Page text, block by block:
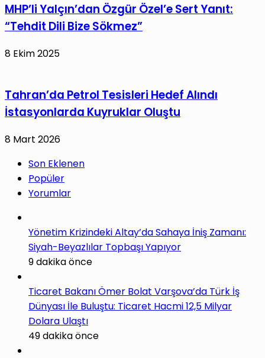
MHP’li Yalçın’dan Özgür Özel’e Sert Yanıt:
“Tehdit Dili Bize Sökmez”
8 Ekim 2025
Tahran’da Petrol Tesisleri Hedef Alındı
İstasyonlarda Kuyruklar Oluştu
8 Mart 2026
Son Eklenen
Popüler
Yorumlar
Yönetim Krizindeki Altay’da Sahaya İniş Zamanı:
Siyah-Beyazlılar Topbaşı Yapıyor
9 dakika önce
Ticaret Bakanı Ömer Bolat Varşova’da Türk İş
Dünyası İle Buluştu: Ticaret Hacmi 12,5 Milyar
Dolara Ulaştı
49 dakika önce